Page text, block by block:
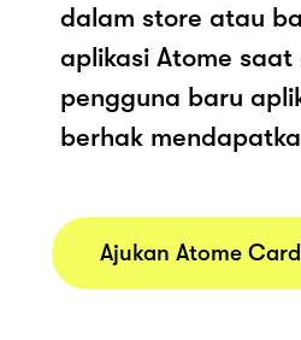
dalam store atau
aplikasi Atome saat
pengguna baru
berhak
Ajukan Atome Card